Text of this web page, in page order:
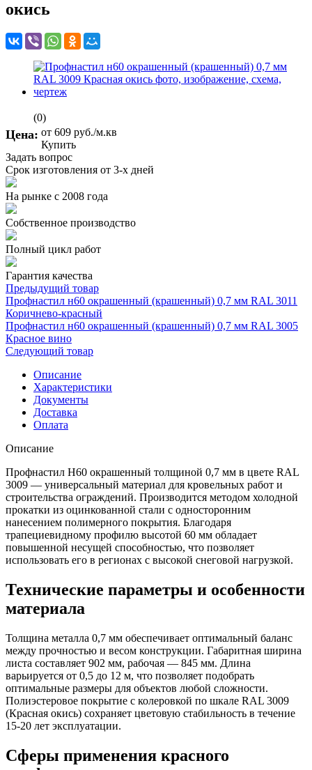
окись
(0)
Цена: от 609 руб./м.кв
Купить
Задать вопрос
Срок изготовления от 3-х дней
На рынке с 2008 года
Собственное производство
Полный цикл работ
Гарантия качества
Предыдущий товар
Профнастил н60 окрашенный (крашенный) 0,7 мм RAL 3011
Коричнево-красный
Профнастил н60 окрашенный (крашенный) 0,7 мм RAL 3005
Красное вино
Следующий товар
Описание
Характеристики
Документы
Доставка
Оплата
Описание
Профнастил Н60 окрашенный толщиной 0,7 мм в цвете RAL
3009 — универсальный материал для кровельных работ и
строительства ограждений. Производится методом холодной
прокатки из оцинкованной стали с односторонним
нанесением полимерного покрытия. Благодаря
трапециевидному профилю высотой 60 мм обладает
повышенной несущей способностью, что позволяет
использовать его в регионах с высокой снеговой нагрузкой.
Технические параметры и особенности
материала
Толщина металла 0,7 мм обеспечивает оптимальный баланс
между прочностью и весом конструкции. Габаритная ширина
листа составляет 902 мм, рабочая — 845 мм. Длина
варьируется от 0,5 до 12 м, что позволяет подобрать
оптимальные размеры для объектов любой сложности.
Полиэстеровое покрытие с колеровкой по шкале RAL 3009
(Красная окись) сохраняет цветовую стабильность в течение
15-20 лет эксплуатации.
Сферы применения красного